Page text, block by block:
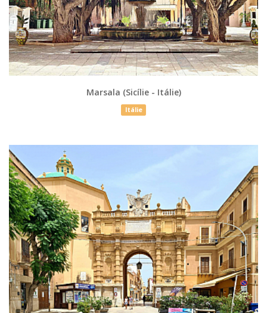
Marsala (Sicílie - Itálie)
Itálie